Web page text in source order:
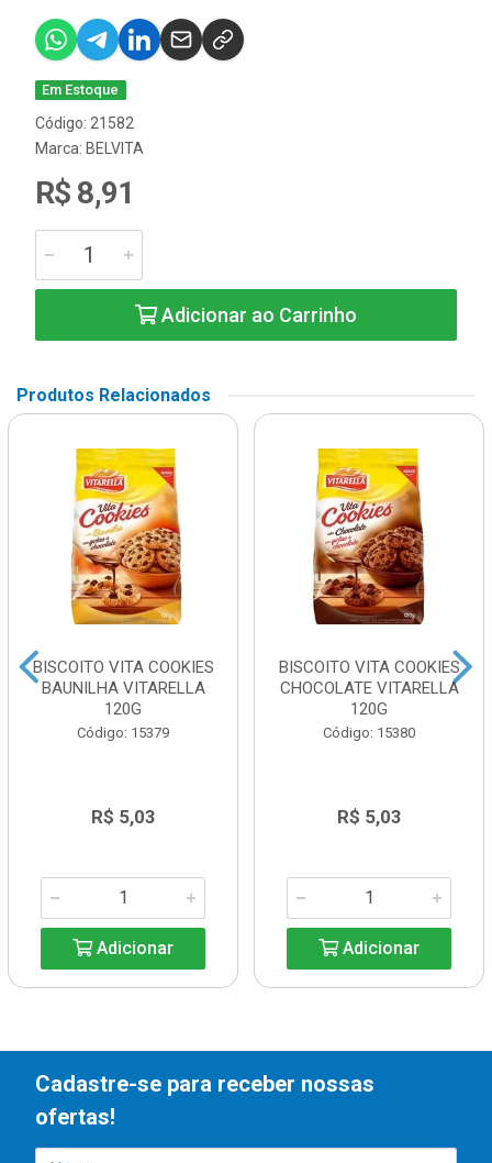
Em Estoque
Código: 21582
Marca: BELVITA
R$ 8,91
Adicionar ao Carrinho
Produtos Relacionados
BISCOITO VITA COOKIES
BAUNILHA VITARELLA
120G
Código: 15379
R$ 5,03
Adicionar
BISCOITO VITA COOKIES
CHOCOLATE VITARELLA
120G
Código: 15380
R$ 5,03
Adicionar
Cadastre-se para receber nossas
ofertas!